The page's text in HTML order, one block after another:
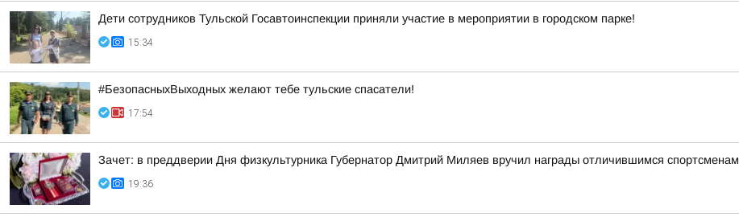
Дети сотрудников Тульской Госавтоинспекции приняли участие в мероприятии в городском парке!
15:34
#БезопасныхВыходных желают тебе тульские спасатели!
17:54
Зачет: в преддверии Дня физкультурника Губернатор Дмитрий Миляев вручил награды отличившимся спортсменам
19:36